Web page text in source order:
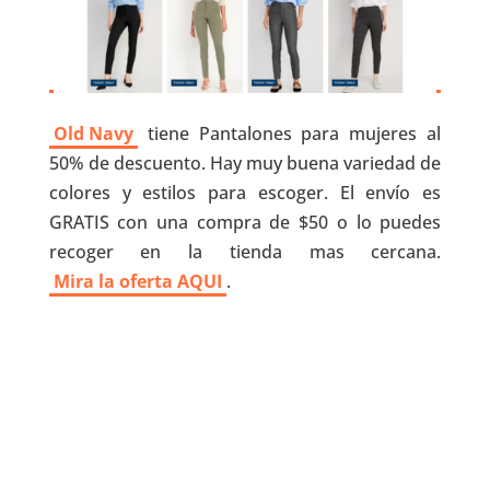
Old Navy
tiene Pantalones para mujeres al
50% de descuento. Hay muy buena variedad de
colores y estilos para escoger. El envío es
GRATIS con una compra de $50 o lo puedes
recoger en la tienda mas cercana.
Mira la oferta AQUI .